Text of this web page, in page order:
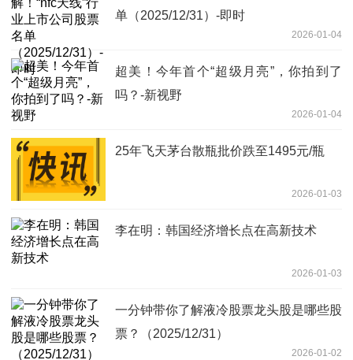
单（2025/12/31）-即时
2026-01-04
超美！今年首个“超级月亮”，你拍到了
吗？-新视野
2026-01-04
25年飞天茅台散瓶批价跌至1495元/瓶
2026-01-03
李在明：韩国经济增长点在高新技术
2026-01-03
一分钟带你了解液冷股票龙头股是哪些股
票？（2025/12/31）
2026-01-02